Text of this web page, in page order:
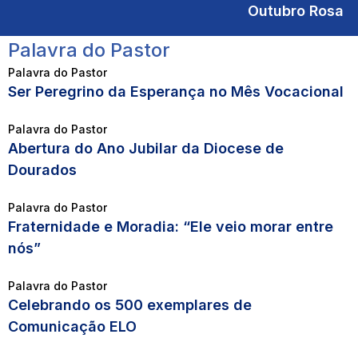
Outubro Rosa
Palavra do Pastor
Palavra do Pastor
Ser Peregrino da Esperança no Mês Vocacional
Palavra do Pastor
Abertura do Ano Jubilar da Diocese de
Dourados
Palavra do Pastor
Fraternidade e Moradia: “Ele veio morar entre
nós”
Palavra do Pastor
Celebrando os 500 exemplares de
Comunicação ELO